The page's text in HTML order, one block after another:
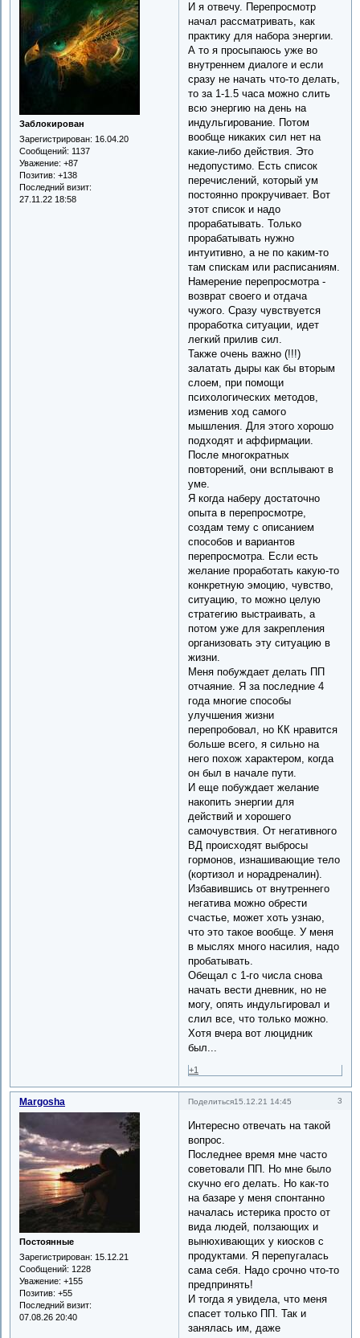
Заблокирован
Зарегистрирован: 16.04.20
Сообщений: 1137
Уважение: +87
Позитив: +138
Последний визит:
27.11.22 18:58
И я отвечу. Перепросмотр
начал рассматривать, как
практику для набора энергии.
А то я просыпаюсь уже во
внутреннем диалоге и если
сразу не начать что-то делать,
то за 1-1.5 часа можно слить
всю энергию на день на
индульгирование. Потом
вообще никаких сил нет на
какие-либо действия. Это
недопустимо. Есть список
перечислений, который ум
постоянно прокручивает. Вот
этот список и надо
прорабатывать. Только
прорабатывать нужно
интуитивно, а не по каким-то
там спискам или расписаниям.
Намерение перепросмотра -
возврат своего и отдача
чужого. Сразу чувствуется
проработка ситуации, идет
легкий прилив сил.
Также очень важно (!!!)
залатать дыры как бы вторым
слоем, при помощи
психологических методов,
изменив ход самого
мышления. Для этого хорошо
подходят и аффирмации.
После многократных
повторений, они всплывают в
уме.
Я когда наберу достаточно
опыта в перепросмотре,
создам тему с описанием
способов и вариантов
перепросмотра. Если есть
желание проработать какую-то
конкретную эмоцию, чувство,
ситуацию, то можно целую
стратегию выстраивать, а
потом уже для закрепления
организовать эту ситуацию в
жизни.
Меня побуждает делать ПП
отчаяние. Я за последние 4
года многие способы
улучшения жизни
перепробовал, но КК нравится
больше всего, я сильно на
него похож характером, когда
он был в начале пути.
И еще побуждает желание
накопить энергии для
действий и хорошего
самочувствия. От негативного
ВД происходят выбросы
гормонов, изнашивающие тело
(кортизол и норадреналин).
Избавившись от внутреннего
негатива можно обрести
счастье, может хоть узнаю,
что это такое вообще. У меня
в мыслях много насилия, надо
пробатывать.
Обещал с 1-го числа снова
начать вести дневник, но не
могу, опять индульгировал и
слил все, что только можно.
Хотя вчера вот люцидник
был...
+1
Поделиться 3
15.12.21 14:45
Margosha
Постоянные
Зарегистрирован: 15.12.21
Сообщений: 1228
Уважение: +155
Позитив: +55
Последний визит:
07.08.26 20:40
Интересно отвечать на такой
вопрос.
Последнее время мне часто
советовали ПП. Но мне было
скучно его делать. Но как-то
на базаре у меня спонтанно
началась истерика просто от
вида людей, ползающих и
вынюхивающих у киосков с
продуктами. Я перепугалась
сама себя. Надо срочно что-то
предпринять!
И тогда я увидела, что меня
спасет только ПП. Так и
занялась им, даже